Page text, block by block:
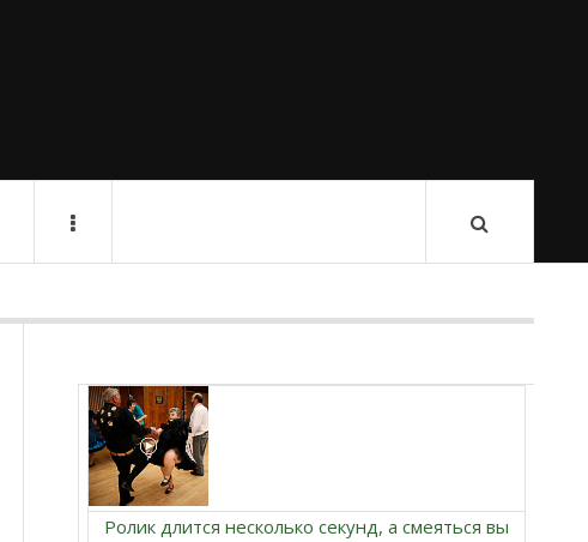
Ролик длится несколько секунд, а смеяться вы